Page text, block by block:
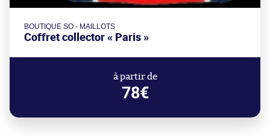
BOUTIQUE SO - MAILLOTS
Coffret collector « Paris »
à partir de
78€